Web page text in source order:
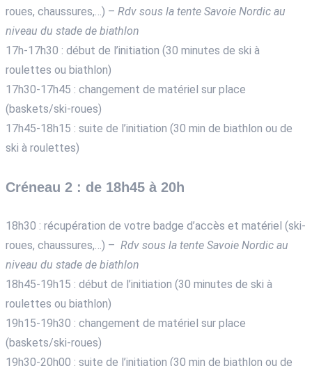
roues, chaussures,…) – Rdv sous la tente Savoie Nordic au
niveau du stade de biathlon
17h-17h30 : début de l’initiation (30 minutes de ski à
roulettes ou biathlon)
17h30-17h45 : changement de matériel sur place
(baskets/ski-roues)
17h45-18h15 : suite de l’initiation (30 min de biathlon ou de
ski à roulettes)
Créneau 2 : de 18h45 à 20h
18h30 : récupération de votre badge d’accès et matériel (ski-
roues, chaussures,…) – Rdv sous la tente Savoie Nordic au
niveau du stade de biathlon
18h45-19h15 : début de l’initiation (30 minutes de ski à
roulettes ou biathlon)
19h15-19h30 : changement de matériel sur place
(baskets/ski-roues)
19h30-20h00 : suite de l’initiation (30 min de biathlon ou de